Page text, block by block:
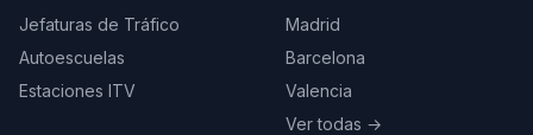
Jefaturas de Tráfico
Autoescuelas
Estaciones ITV
Madrid
Barcelona
Valencia
Ver todas →